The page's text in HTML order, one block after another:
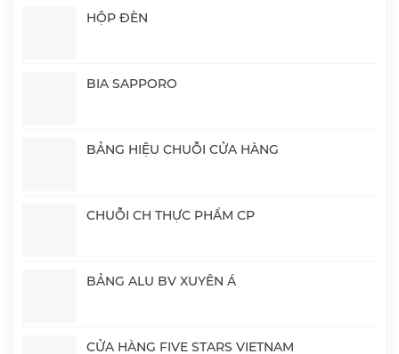
HỘP ĐÈN
BIA SAPPORO
BẢNG HIỆU CHUỖI CỬA HÀNG
CHUỖI CH THỰC PHẨM CP
BẢNG ALU BV XUYÊN Á
CỬA HÀNG FIVE STARS VIETNAM